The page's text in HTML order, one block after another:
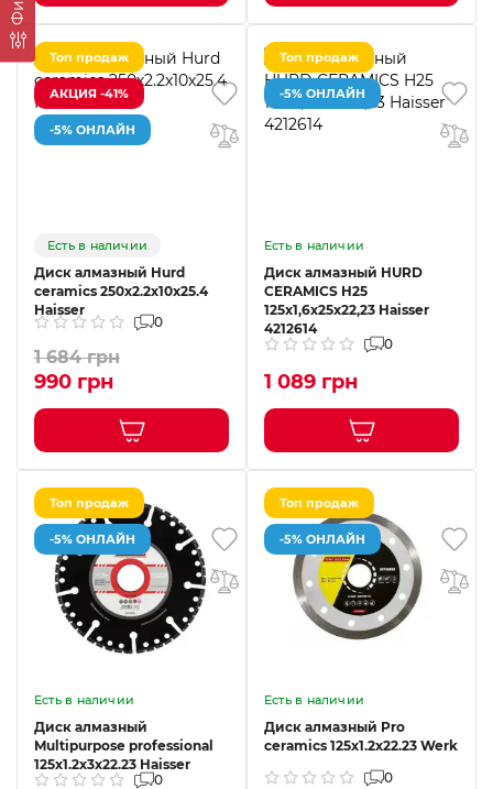
Топ продаж
АКЦИЯ -41%
-5% ОНЛАЙН
Есть в наличии
Диск алмазный Hurd
ceramics 250х2.2х10х25.4
Haisser
0
1 684 грн
990 грн
Топ продаж
-5% ОНЛАЙН
Есть в наличии
Диск алмазный HURD
CERAMICS H25
125x1,6x25x22,23 Haisser
4212614
0
1 089 грн
Топ продаж
-5% ОНЛАЙН
Есть в наличии
Диск алмазный
Multipurpose professional
125х1.2х3х22.23 Haisser
0
Топ продаж
-5% ОНЛАЙН
Есть в наличии
Диск алмазный Pro
ceramics 125х1.2х22.23 Werk
0